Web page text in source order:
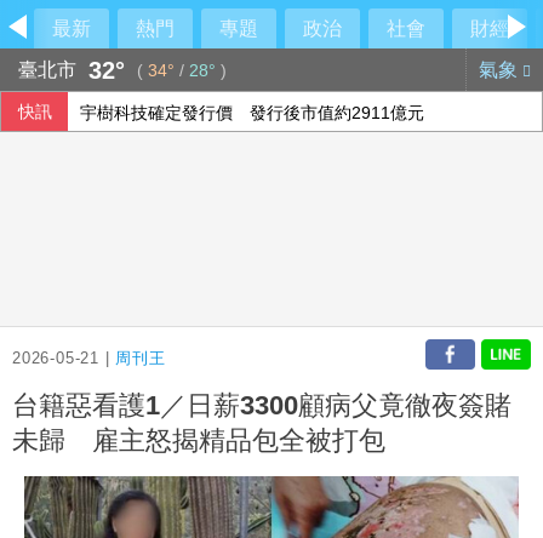
最新 熱門 專題 政治 社會
財經
臺北市 32° ( 34° / 28° ) 氣象
快訊 宇樹科技確定發行價 發行後市值約2911億元
2026-05-21 | 周刊王
台籍惡看護1／日薪3300顧病父竟徹夜簽賭
未歸 雇主怒揭精品包全被打包